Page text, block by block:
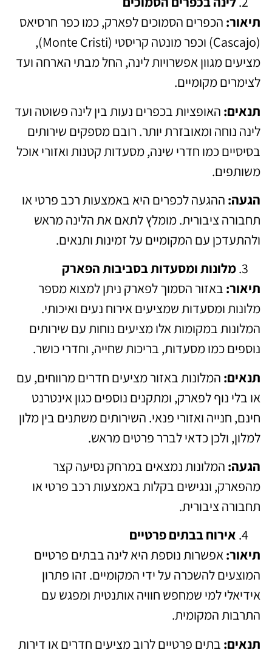
תיאור: הכפרים הסמוכים לפארק, כמו כפר חרסיאס
(Cascajo) וכפר מונטה קריסטי (Monte Cristi),
מציעים מגוון אפשרויות לינה, החל מבתי הארחה ועד
לצימרים מקומיים.
תנאים: האופציות בכפרים נעות בין לינה פשוטה ועד
לינה נוחה ומאובזרת יותר. רובם מספקים שירותים
בסיסיים כמו חדרי שינה, מסעדות קטנות ואזורי אוכל
משותפים.
הגעה: ההגעה לכפרים היא באמצעות רכב פרטי או
תחבורה ציבורית. מומלץ לתאם את הלינה מראש
ולהתעדכן עם המקומיים על זמינות ותנאים.
מלונות ומסעדות בסביבות הפארק
תיאור: באזור הסמוך לפארק ניתן למצוא מספר
מלונות ומסעדות שמציעים אירוח נעים ואיכותי.
המלונות במקומות אלו מציעים נוחות עם שירותים
נוספים כמו מסעדות, בריכות שחייה, וחדרי כושר.
תנאים: המלונות באזור מציעים חדרים מרווחים, עם
או בלי נוף לפארק, ומתקנים נוספים כגון אינטרנט
חינם, חנייה ואזורי פנאי. השירותים משתנים בין מלון
למלון, ולכן כדאי לברר פרטים מראש.
הגעה: המלונות נמצאים במרחק נסיעה קצר
מהפארק, ונגישים בקלות באמצעות רכב פרטי או
תחבורה ציבורית.
אירוח בבתים פרטיים
תיאור:אפשרות נוספת היא לינה בבתים פרטיים
המוצעים להשכרה על ידי המקומיים. זהו פתרון
אידיאלי למי שמחפש חוויה אותנטית ומפגש עם
התרבות המקומית.
תנאים: בתים פרטיים לרוב מציעים חדרים או דירות